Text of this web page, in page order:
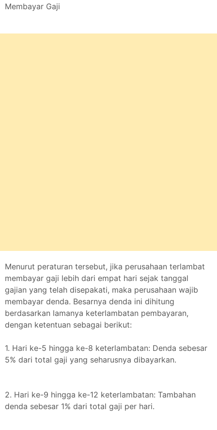
Membayar Gaji
Menurut peraturan tersebut, jika perusahaan terlambat
membayar gaji lebih dari empat hari sejak tanggal
gajian yang telah disepakati, maka perusahaan wajib
membayar denda. Besarnya denda ini dihitung
berdasarkan lamanya keterlambatan pembayaran,
dengan ketentuan sebagai berikut:
1. Hari ke-5 hingga ke-8 keterlambatan: Denda sebesar
5% dari total gaji yang seharusnya dibayarkan.
2. Hari ke-9 hingga ke-12 keterlambatan: Tambahan
denda sebesar 1% dari total gaji per hari.